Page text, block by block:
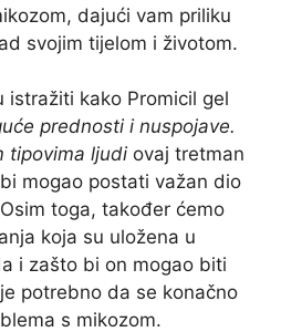
dajući vam priliku
svojim tijelom i životom.
istražiti kako Promicil gel
prednosti i nuspojave.
tipovima ljudi ovaj tretman
mogao postati važan dio
toga, također ćemo
koja su uložena u
i zašto bi on mogao biti
potrebno da se konačno
s mikozom.